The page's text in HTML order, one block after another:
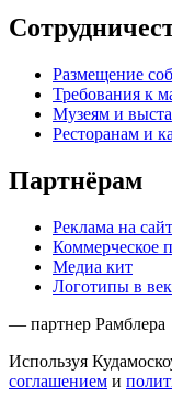
Размещение
Требования к
Музеям и
Ресторанам и
Партнёрам
Реклама на
Коммерческое
Медиа кит
Логотипы в
— партнер Рамблера
Используя
соглашением и